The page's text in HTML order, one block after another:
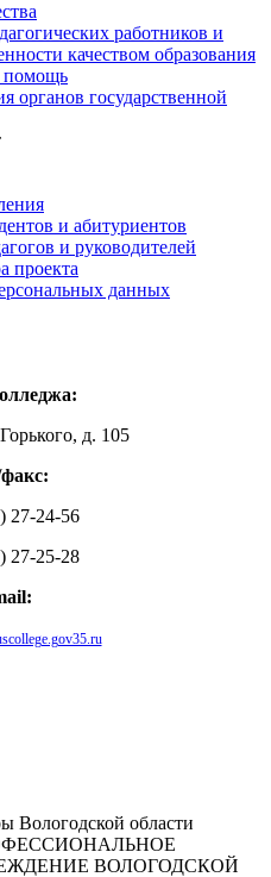
работников и
качеством образования
помощь
органов государственной
и абитуриентов
и руководителей
проекта
данных
д. 105
27-24-56
27-25-28
Вологодской области
ВОЛОГОДСКОЙ